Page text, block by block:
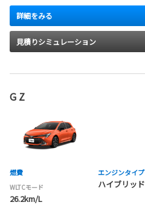
詳細をみる
見積りシミュレーション
G Z
燃費
WLTCモード
26.2km/L
エンジンタイプ
ハイブリッド